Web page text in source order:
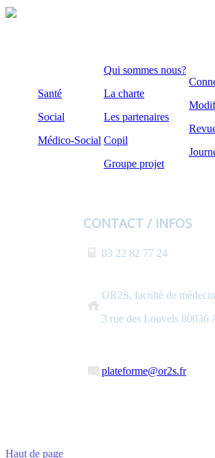
Santé
Social
Médico-Social
Qui sommes nous?
La charte
Les partenaires
Copil
Groupe projet
CONTACT / INFOS
03 22 82 77 24
OR2S, faculté de
3 rue des Louvels 80036
plateforme@or2s.fr
Haut de page